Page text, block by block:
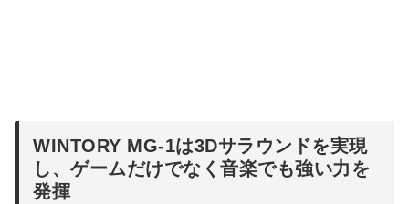
WINTORY MG-1は3Dサラウンドを実現
し、ゲームだけでなく音楽でも強い力を
発揮